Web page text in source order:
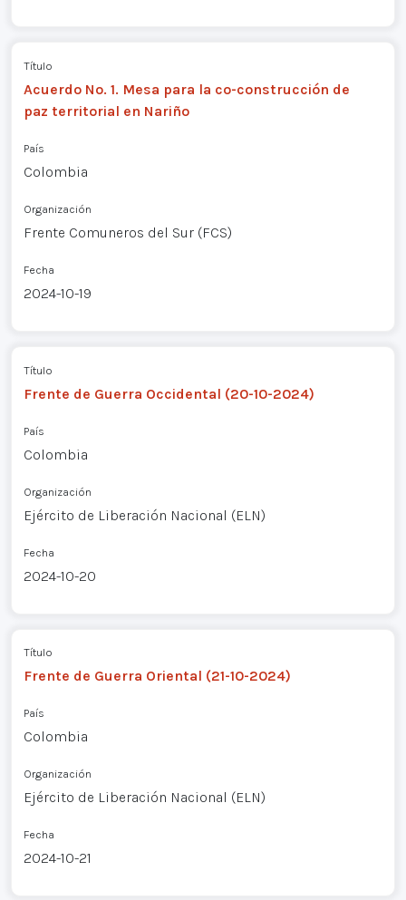
Título
Acuerdo No. 1. Mesa para la co-construcción de
paz territorial en Nariño
País
Colombia
Organización
Frente Comuneros del Sur (FCS)
Fecha
2024-10-19
Título
Frente de Guerra Occidental (20-10-2024)
País
Colombia
Organización
Ejército de Liberación Nacional (ELN)
Fecha
2024-10-20
Título
Frente de Guerra Oriental (21-10-2024)
País
Colombia
Organización
Ejército de Liberación Nacional (ELN)
Fecha
2024-10-21